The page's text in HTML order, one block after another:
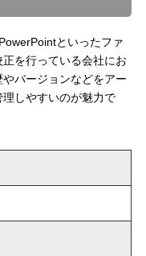
といったファ
を行っている会社にお
バージョンなどをアー
しやすいのが魅力で